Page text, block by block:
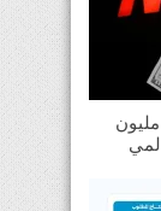
نتفليكس على أعتاب رقم تاريخي.. 400 مليون